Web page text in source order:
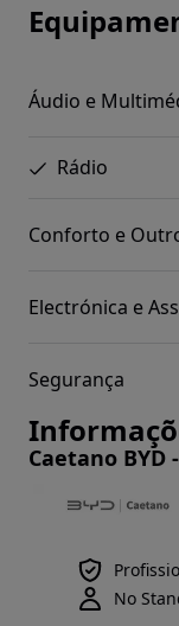
Áudio e
Rádio
Conforto e
Electrónica e
Segurança
Caetano BYD
No